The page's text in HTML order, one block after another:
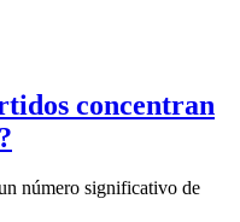
concentran
número significativo de